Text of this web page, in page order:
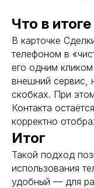
Что в
В карточке
телефоном в
его одним
внешний сервис,
скобках. При
Контакта
корректно
Итог
Такой подход
использования
удобный — для